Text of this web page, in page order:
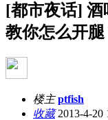
[都市夜话] 酒
教你怎么开腿
楼主 ptfish
收藏2013-4-20